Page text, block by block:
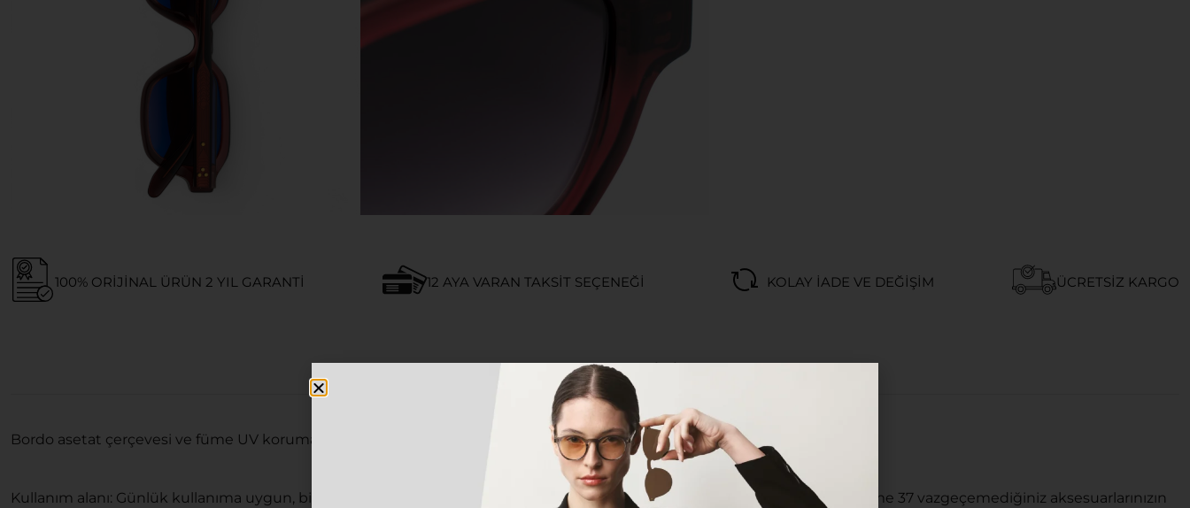
100% ORIJINAL ÜRÜN 2 YIL GARANTI 12 AYA VARAN TAKSIT SEÇENEĞI KOLAY İADE VE DEĞIŞIM ÜCRETSIZ KARGO
Açıklama Ek bilgi
Bordo asetat çerçevesi ve füme UV korumalı camı ile UNİQUE DESİGN MILANO Frame 37 hayatınıza tarz katacak.
Kullanım alanı: Günlük kullanıma uygun, bir çok tarz ile uyum sağlayan ve İtalya ‘da üretilmiş UNİQUE DESİGN MILANO Frame 37 vazgeçemediğiniz aksesuarlarınızın